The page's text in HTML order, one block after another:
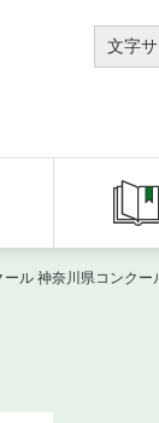
文字
ル 神奈川県コンクー